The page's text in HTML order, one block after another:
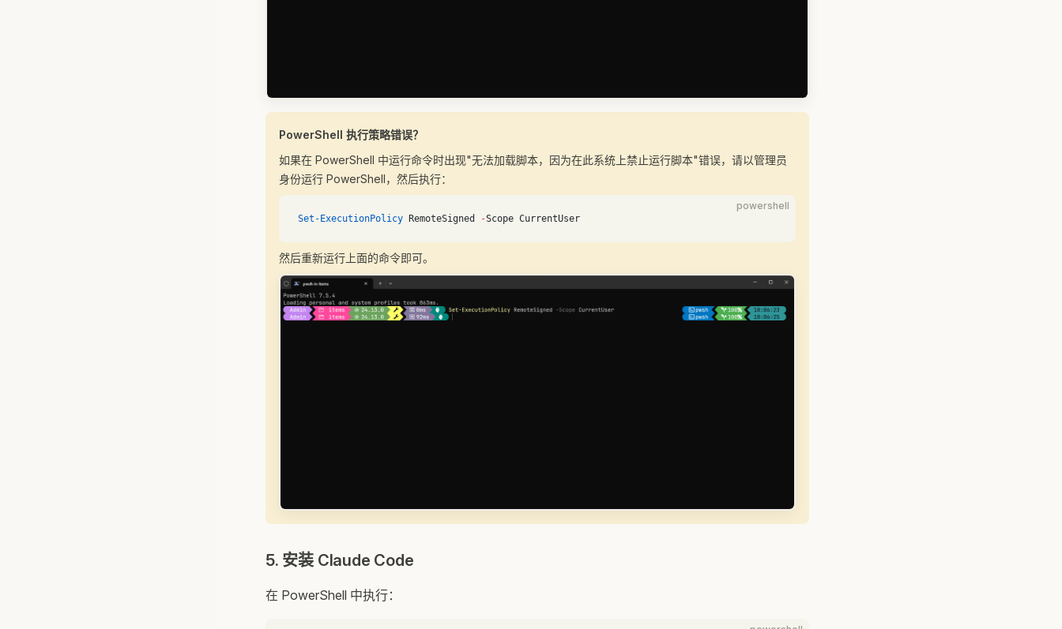
PowerShell 执行策略错误？
如果在 PowerShell 中运行命令时出现"无法加载脚本，因为在此系统上禁止运行脚本"错误，请以管理员
身份运行 PowerShell，然后执行：
powershell
Set-ExecutionPolicy RemoteSigned -Scope CurrentUser
然后重新运行上面的命令即可。
5. 安装 Claude Code
在 PowerShell 中执行：